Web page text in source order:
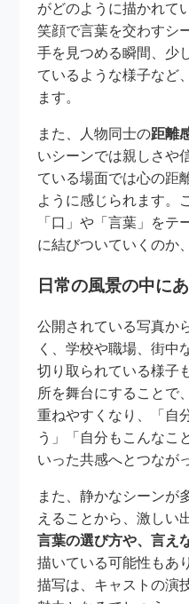
がどのように描かれて
笑顔で言葉を交わすシ
手を見つめる瞬間、少
ているような様子など
ます。
また、人物同士の距離
いシーンでは親しさや
ている場面では心の距
ように感じられます。
「口」や「言葉」をテ
に結びついていくのか
日常の風景の中に
公開されている写真か
く、学校や職場、街中
切り取られている様子
所を舞台にすることで
重ねやすくなり、「自
う」「自分もこんなこ
いった共感へとつなが
また、静かなシーンが
えることから、激しい
言葉の選び方や、言え
描いている可能性もあ
描写は、キャストの演